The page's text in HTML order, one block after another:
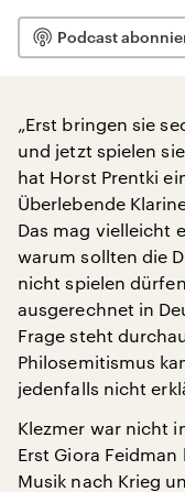
Podcast
„Erst bringen sie
und jetzt spielen
hat Horst Prentki
Überlebende
Das mag vielleicht
warum sollten die
nicht spielen
ausgerechnet in
Frage steht
Philosemitismus
jedenfalls nicht
Klezmer war nicht
Erst Giora
Musik nach Krieg